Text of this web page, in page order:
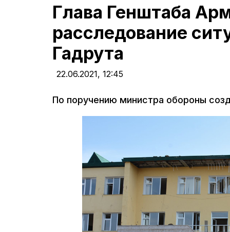
Глава Генштаба
расследование
Гадрута
22.06.2021, 12:45
По поручению министра обороны